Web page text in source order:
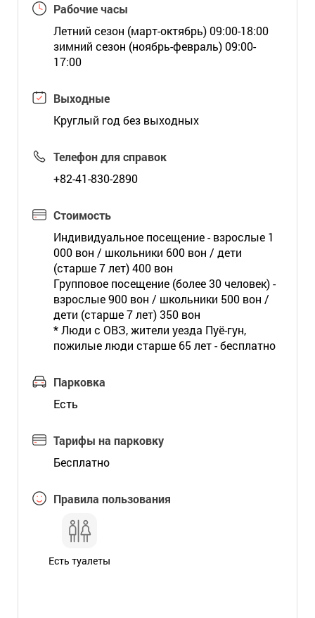
Рабочие часы
Летний сезон (март-октябрь) 09:00-18:00
зимний сезон (ноябрь-февраль) 09:00-
17:00
Выходные
Круглый год без выходных
Телефон для справок
+82-41-830-2890
Стоимость
Индивидуальное посещение - взрослые 1
000 вон / школьники 600 вон / дети
(старше 7 лет) 400 вон
Групповое посещение (более 30 человек) -
взрослые 900 вон / школьники 500 вон /
дети (старше 7 лет) 350 вон
* Люди с ОВЗ, жители уезда Пуё-гун,
пожилые люди старше 65 лет - бесплатно
Парковка
Есть
Тарифы на парковку
Бесплатно
Правила пользования
Есть туалеты